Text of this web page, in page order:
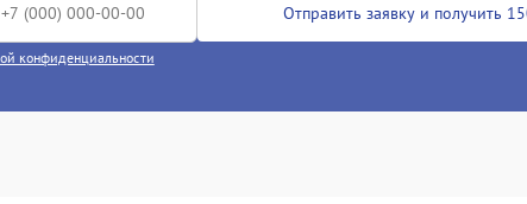
Отправить заявку и получить
конфиденциальности